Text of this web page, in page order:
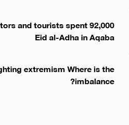
visitors and tourists spent
Eid al-Adha in Aqaba
extremism Where is the
imbalance?